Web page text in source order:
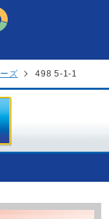
ズ 498 5-1-1